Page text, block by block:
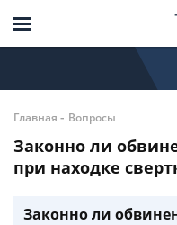
Главная - Вопросы
Законно ли
при находке
Законно ли